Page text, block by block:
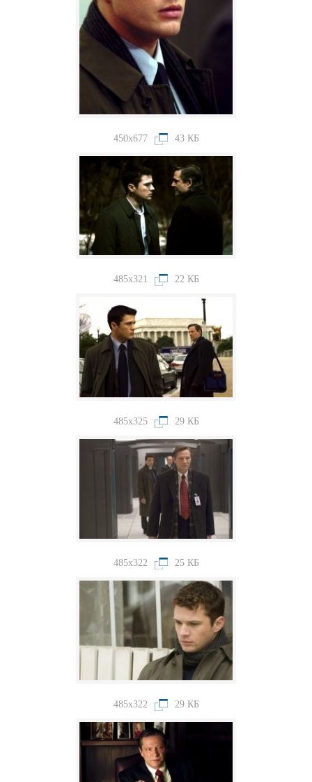
450x677 43 КБ
485x321 22 КБ
485x325 29 КБ
485x322 25 КБ
485x322 29 КБ